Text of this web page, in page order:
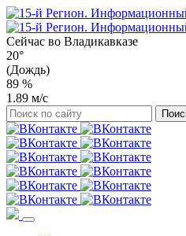
Сейчас во Владикавказе
20°
(Дождь)
89 %
1.89 м/с